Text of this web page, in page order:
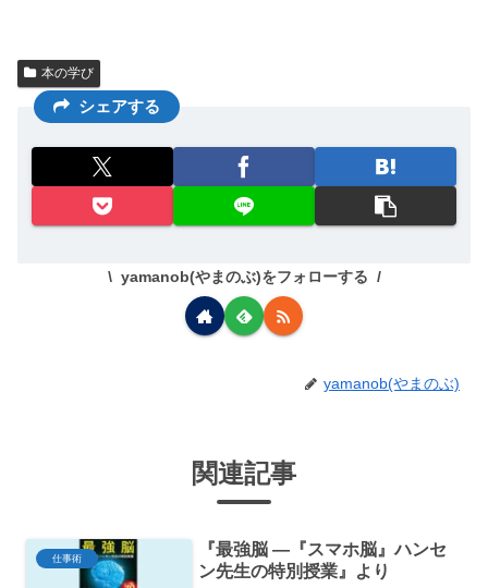
本の学び
シェアする
yamanob(やまのぶ)をフォローする
yamanob(やまのぶ)
関連記事
仕事術
『最強脳 ―『スマホ脳』ハンセ
ン先生の特別授業』より